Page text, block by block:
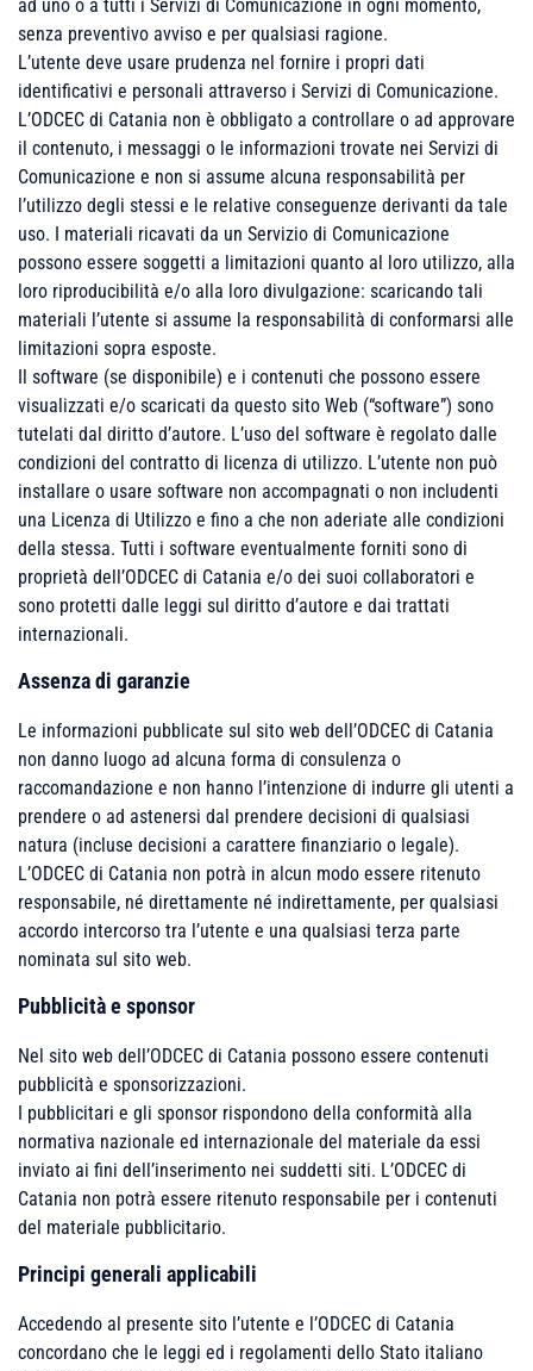
ad uno o a tutti i Servizi di Comunicazione in ogni momento,
senza preventivo avviso e per qualsiasi ragione.
L’utente deve usare prudenza nel fornire i propri dati
identificativi e personali attraverso i Servizi di Comunicazione.
L’ODCEC di Catania non è obbligato a controllare o ad approvare
il contenuto, i messaggi o le informazioni trovate nei Servizi di
Comunicazione e non si assume alcuna responsabilità per
l’utilizzo degli stessi e le relative conseguenze derivanti da tale
uso. I materiali ricavati da un Servizio di Comunicazione
possono essere soggetti a limitazioni quanto al loro utilizzo, alla
loro riproducibilità e/o alla loro divulgazione: scaricando tali
materiali l’utente si assume la responsabilità di conformarsi alle
limitazioni sopra esposte.
Il software (se disponibile) e i contenuti che possono essere
visualizzati e/o scaricati da questo sito Web (“software”) sono
tutelati dal diritto d’autore. L’uso del software è regolato dalle
condizioni del contratto di licenza di utilizzo. L’utente non può
installare o usare software non accompagnati o non includenti
una Licenza di Utilizzo e fino a che non aderiate alle condizioni
della stessa. Tutti i software eventualmente forniti sono di
proprietà dell’ODCEC di Catania e/o dei suoi collaboratori e
sono protetti dalle leggi sul diritto d’autore e dai trattati
internazionali.
Assenza di garanzie
Le informazioni pubblicate sul sito web dell’ODCEC di Catania
non danno luogo ad alcuna forma di consulenza o
raccomandazione e non hanno l’intenzione di indurre gli utenti a
prendere o ad astenersi dal prendere decisioni di qualsiasi
natura (incluse decisioni a carattere finanziario o legale).
L’ODCEC di Catania non potrà in alcun modo essere ritenuto
responsabile, né direttamente né indirettamente, per qualsiasi
accordo intercorso tra l’utente e una qualsiasi terza parte
nominata sul sito web.
Pubblicità e sponsor
Nel sito web dell’ODCEC di Catania possono essere contenuti
pubblicità e sponsorizzazioni.
I pubblicitari e gli sponsor rispondono della conformità alla
normativa nazionale ed internazionale del materiale da essi
inviato ai fini dell’inserimento nei suddetti siti. L’ODCEC di
Catania non potrà essere ritenuto responsabile per i contenuti
del materiale pubblicitario.
Principi generali applicabili
Accedendo al presente sito l’utente e l’ODCEC di Catania
concordano che le leggi ed i regolamenti dello Stato italiano